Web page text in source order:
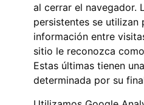
al cerrar el navegador.
persistentes se utilizan
información entre
sitio le reconozca
Estas últimas tienen
determinada por su